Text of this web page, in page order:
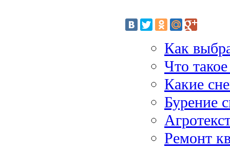
Как
Что
Какие
Бурение
Ремонт